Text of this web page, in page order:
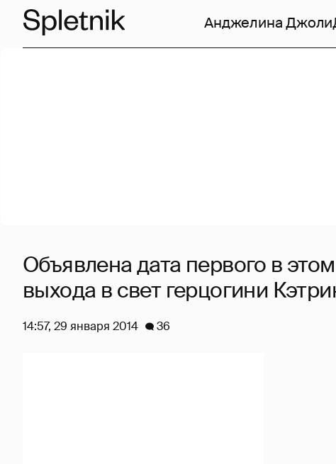
Анджелина Джоли
Объявлена дата первого в
выхода в свет герцогини
14:57, 29 января 2014 36